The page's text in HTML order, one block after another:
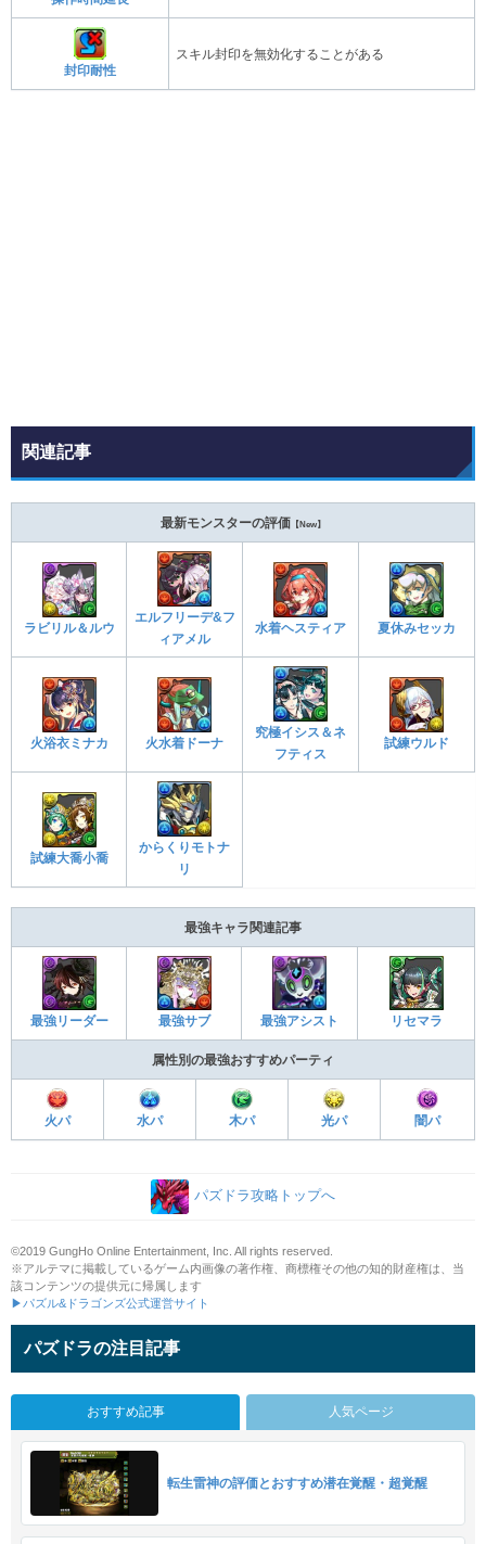
封印耐性
スキル封印を無効化することがある
関連記事
最新モンスターの評価 【New】
ラビリル＆ルウ
エルフリーデ&フ
ィアメル
水着ヘスティア 夏休みセッカ
火浴衣ミナカ 火水着ドーナ
究極イシス＆ネ
フティス
試練ウルド
試練大喬小喬
からくりモトナ
リ
最強キャラ関連記事
最強リーダー 最強サブ 最強アシスト リセマラ
属性別の最強おすすめパーティ
火パ 水パ 木パ 光パ 闇パ
パズドラ攻略トップへ
©2019 GungHo Online Entertainment, Inc. All rights reserved.
※アルテマに掲載しているゲーム内画像の著作権、商標権その他の知的財産権は、当
該コンテンツの提供元に帰属します
▶パズル&ドラゴンズ公式運営サイト
パズドラの注目記事
おすすめ記事 人気ページ
転生雷神の評価とおすすめ潜在覚醒・超覚醒